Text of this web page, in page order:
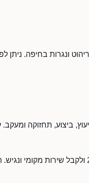
הפועל בתחום ריהוט ונגרות בחיפה.
ייעוץ, ביצוע, תחזוקה
העסק דיזיין 22 נמצא בחיפה. תושבי חיפה והאזור יכולים לפנות